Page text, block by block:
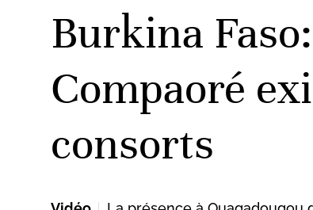
Burkina
Compaoré
consorts